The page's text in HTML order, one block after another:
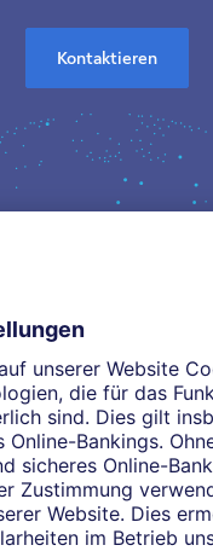
Kontaktieren
Kompetenz
Einblicke
Unsere Partnerschaften